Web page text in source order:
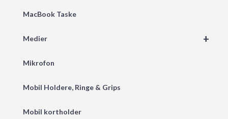
MacBook Taske
+
Medier
Mikrofon
Mobil Holdere, Ringe & Grips
Mobil kortholder